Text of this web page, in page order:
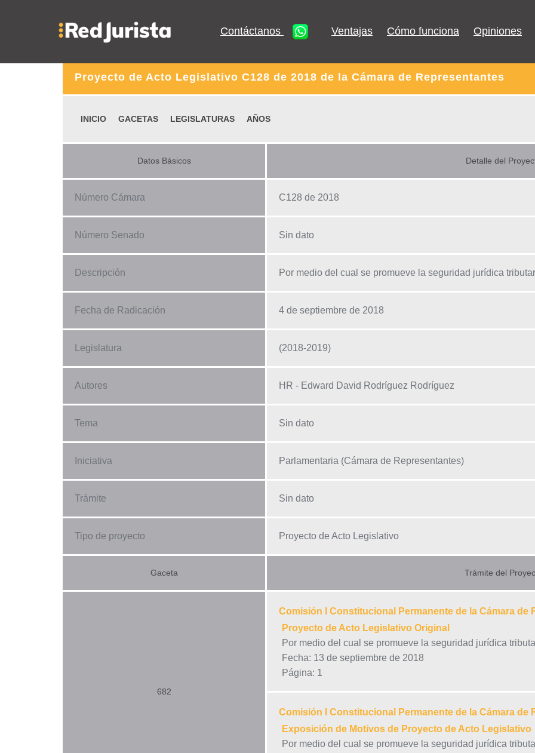
Contáctanos Ventajas Cómo funciona Opiniones
Proyecto de Acto Legislativo C128 de 2018 de la Cámara de Representantes
INICIO GACETAS LEGISLATURAS AÑOS
Datos Básicos Detalle del
Número Cámara C128 de 2018
Número Senado Sin dato
Descripción Por medio del cual se promueve la seguridad jurídica
Fecha de Radicación 4 de septiembre de 2018
Legislatura (2018-2019)
Autores HR - Edward David Rodríguez Rodríguez
Tema Sin dato
Iniciativa Parlamentaria (Cámara de Representantes)
Trámite Sin dato
Tipo de proyecto Proyecto de Acto Legislativo
Gaceta Trámite del
682
Comisión I Constitucional Permanente de la Cámara de
Proyecto de Acto Legislativo Original
Por medio del cual se promueve la seguridad jurídica
Fecha: 13 de septiembre de 2018
Página: 1
Comisión I Constitucional Permanente de la Cámara de
Exposición de Motivos de Proyecto de Acto Legislativo
Por medio del cual se promueve la seguridad jurídica